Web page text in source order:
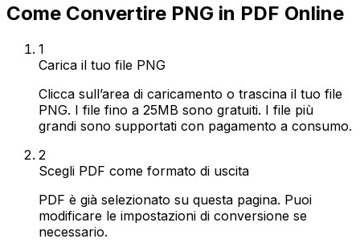
Come Convertire PNG in PDF Online
1
Carica il tuo file PNG
Clicca sull’area di caricamento o trascina il tuo file
PNG. I file fino a 25MB sono gratuiti. I file più
grandi sono supportati con pagamento a consumo.
2
Scegli PDF come formato di uscita
PDF è già selezionato su questa pagina. Puoi
modificare le impostazioni di conversione se
necessario.